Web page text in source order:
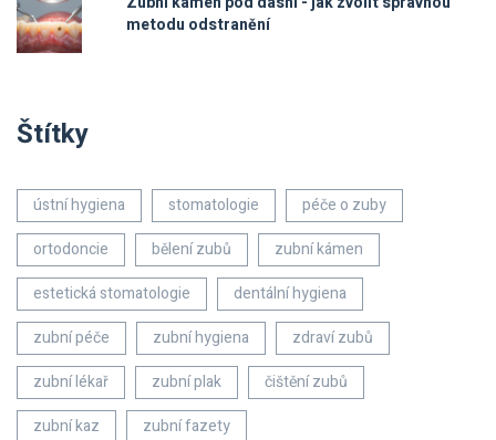
metodu odstranění
Štítky
ústní hygiena stomatologie
péče o zuby
ortodoncie
bělení zubů
zubní kámen
estetická stomatologie
dentální hygiena
zubní péče
zubní hygiena
zdraví zubů
zubní lékař
zubní plak
čištění zubů
zubní kaz
zubní fazety